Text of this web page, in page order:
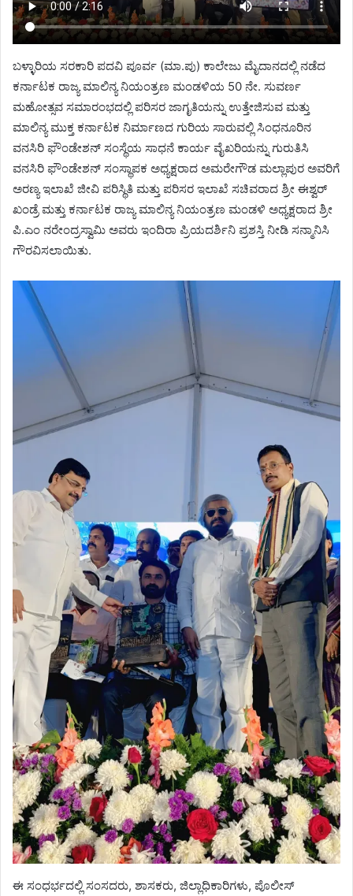
ಬಳ್ಳಾರಿಯ ಸರಕಾರಿ ಪದವಿ ಪೂರ್ವ (ಮಾ.ಪು) ಕಾಲೇಜು ಮೈದಾನದಲ್ಲಿ ನಡೆದ
ಕರ್ನಾಟಕ ರಾಜ್ಯ ಮಾಲಿನ್ಯ ನಿಯಂತ್ರಣ ಮಂಡಳಿಯ 50 ನೇ. ಸುವರ್ಣ
ಮಹೋತ್ಸವ ಸಮಾರಂಭದಲ್ಲಿ ಪರಿಸರ ಜಾಗೃತಿಯನ್ನು ಉತ್ತೇಜಿಸುವ ಮತ್ತು
ಮಾಲಿನ್ಯ ಮುಕ್ತ ಕರ್ನಾಟಕ ನಿರ್ಮಾಣದ ಗುರಿಯ ಸಾರುವಲ್ಲಿ ಸಿಂಧನೂರಿನ
ವನಸಿರಿ ಫೌಂಡೇಶನ್ ಸಂಸ್ಥೆಯ ಸಾಧನೆ ಕಾರ್ಯ ವೈಖರಿಯನ್ನು ಗುರುತಿಸಿ
ವನಸಿರಿ ಫೌಂಡೇಶನ್ ಸಂಸ್ಥಾಪಕ ಅಧ್ಯಕ್ಷರಾದ ಅಮರೇಗೌಡ ಮಲ್ಲಾಪುರ ಅವರಿಗೆ
ಅರಣ್ಯ ಇಲಾಖೆ ಜೀವಿ ಪರಿಸ್ಥಿತಿ ಮತ್ತು ಪರಿಸರ ಇಲಾಖೆ ಸಚಿವರಾದ ಶ್ರೀ ಈಶ್ವರ್
ಖಂಡ್ರೆ ಮತ್ತು ಕರ್ನಾಟಕ ರಾಜ್ಯ ಮಾಲಿನ್ಯ ನಿಯಂತ್ರಣ ಮಂಡಳಿ ಅಧ್ಯಕ್ಷರಾದ ಶ್ರೀ
ಪಿ.ಎಂ ನರೇಂದ್ರಸ್ವಾಮಿ ಅವರು ಇಂದಿರಾ ಪ್ರಿಯದರ್ಶಿನಿ ಪ್ರಶಸ್ತಿ ನೀಡಿ ಸನ್ಮಾನಿಸಿ
ಗೌರವಿಸಲಾಯಿತು.
ಈ ಸಂಧರ್ಭದಲ್ಲಿ ಸಂಸದರು, ಶಾಸಕರು, ಜಿಲ್ಲಾಧಿಕಾರಿಗಳು, ಪೊಲೀಸ್